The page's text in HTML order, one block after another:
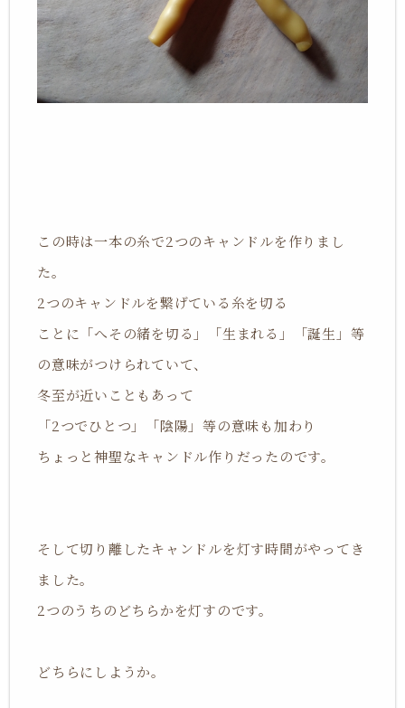
この時は一本の糸で2つのキャンドルを作りまし
た。
2つのキャンドルを繋げている糸を切る
ことに「へその緒を切る」「生まれる」「誕生」等
の意味がつけられていて、
冬至が近いこともあって
「2つでひとつ」「陰陽」等の意味も加わり
ちょっと神聖なキャンドル作りだったのです。
そして切り離したキャンドルを灯す時間がやってき
ました。
2つのうちのどちらかを灯すのです。
どちらにしようか。